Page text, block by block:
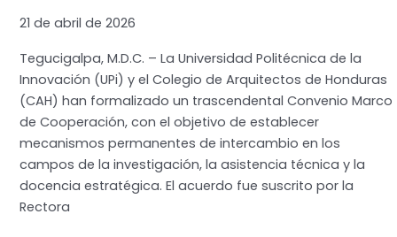
21 de abril de 2026
Tegucigalpa, M.D.C. – La Universidad Politécnica de la
Innovación (UPi) y el Colegio de Arquitectos de Honduras
(CAH) han formalizado un trascendental Convenio Marco
de Cooperación, con el objetivo de establecer
mecanismos permanentes de intercambio en los
campos de la investigación, la asistencia técnica y la
docencia estratégica. El acuerdo fue suscrito por la
Rectora